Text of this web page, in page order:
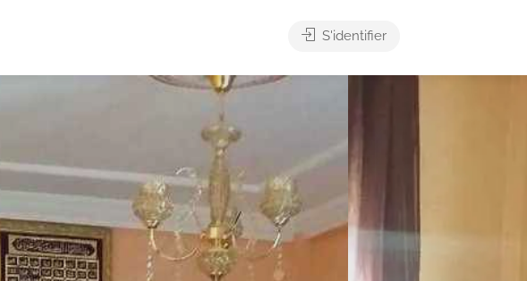
S'identifier